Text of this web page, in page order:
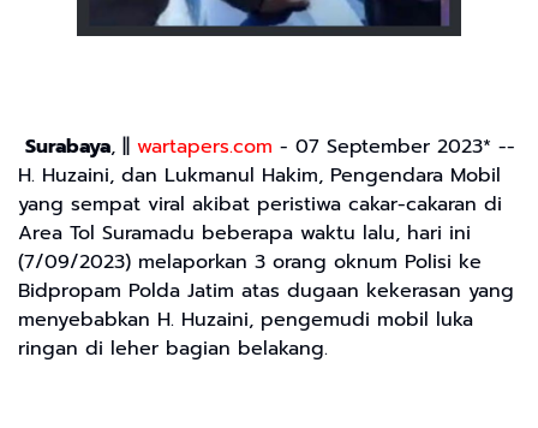
Surabaya, || wartapers.com - 07 September 2023* --
H. Huzaini, dan Lukmanul Hakim, Pengendara Mobil
yang sempat viral akibat peristiwa cakar-cakaran di
Area Tol Suramadu beberapa waktu lalu, hari ini
(7/09/2023) melaporkan 3 orang oknum Polisi ke
Bidpropam Polda Jatim atas dugaan kekerasan yang
menyebabkan H. Huzaini, pengemudi mobil luka
ringan di leher bagian belakang.